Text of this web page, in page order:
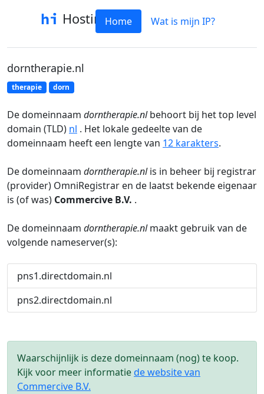
HostinfoHome Wat is mijn IP?
dorntherapie.nl
therapie dorn
De domeinnaam dorntherapie.nlbehoort bij het top level
domain (TLD) nl . Het lokale gedeelte van de
domeinnaam heeft een lengte van 12 karakters.
De domeinnaam dorntherapie.nlis in beheer bij registrar
(provider) OmniRegistrar en de laatst bekende eigenaar
is (of was) Commercive B.V. .
De domeinnaam dorntherapie.nlmaakt gebruik van de
volgende nameserver(s):
pns1.directdomain.nl
pns2.directdomain.nl
Waarschijnlijk is deze domeinnaam (nog) te koop.
Kijk voor meer informatie de website van
Commercive B.V.